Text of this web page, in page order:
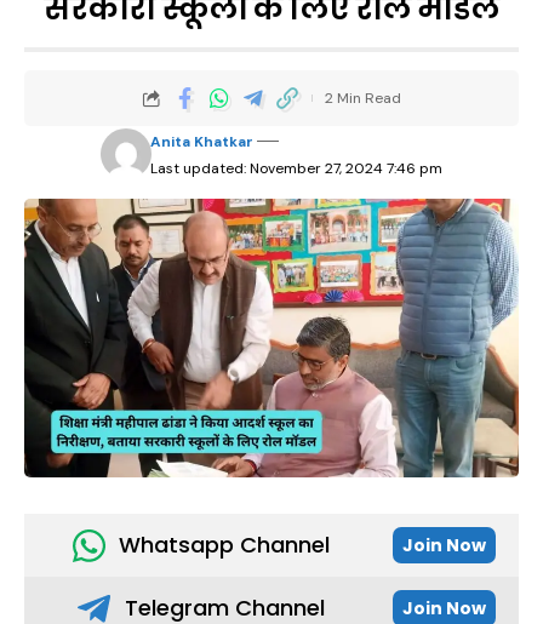
Last updated: November 27, 2024 7:46 pm
Anita Khatkar
2 Min Read
Whatsapp Channel Join Now
Telegram Channel Join Now